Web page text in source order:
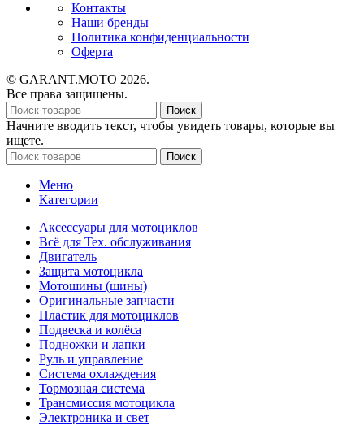
Контакты
Наши бренды
Политика конфиденциальности
Оферта
© GARANT.MOTO 2026.
Все права защищены.
Поиск
Начните вводить текст, чтобы увидеть товары, которые вы
ищете.
Поиск
Меню
Категории
Аксессуары для мотоциклов
Всё для Тех. обслуживания
Двигатель
Защита мотоцикла
Мотошины (шины)
Оригинальные запчасти
Пластик для мотоциклов
Подвеска и колёса
Подножки и лапки
Руль и управление
Система охлаждения
Тормозная система
Трансмиссия мотоцикла
Электроника и свет